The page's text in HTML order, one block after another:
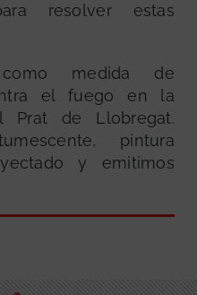
resolver estas
medida de
el fuego en la
Prat de Llobregat.
pintura
y emitimos